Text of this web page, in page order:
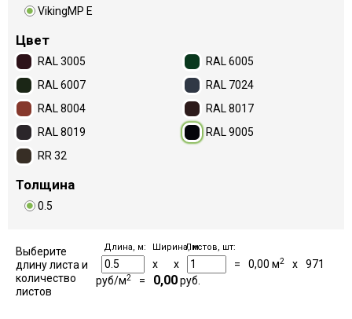
VikingMP E
Цвет
RAL 3005
RAL 6005
RAL 6007
RAL 7024
RAL 8004
RAL 8017
RAL 8019
RAL 9005
RR 32
Толщина
0.5
Выберите
длину листа и
количество
листов
Длина, м:
x
Ширина, м:
x
Листов, шт:
= 0,00 м2 x
971
руб/м2 = 0,00руб.